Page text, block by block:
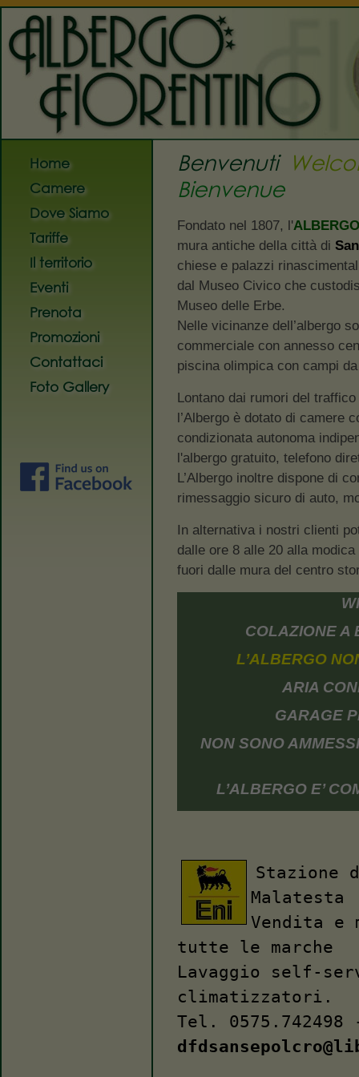
Albergo Fiorentino
Home
Camere
Dove Siamo
Tariffe
Il territorio
Eventi
Prenota
Promozioni
Contattaci
Foto Gallery
Benvenuti
Bienvenue
Fondato nel 1807, l'
mura antiche della città di
chiese e palazzi
dal Museo Civico che
Museo delle Erbe.
Nelle vicinanze dell’albergo
commerciale con annesso
piscina olimpica con campi
Lontano dai rumori del
l’Albergo è dotato di camere
condizionata autonoma
l'albergo gratuito, telefono
L’Albergo inoltre dispone di
rimessaggio sicuro di auto,
In alternativa i nostri clienti
dalle ore 8 alle 20 alla
fuori dalle mura del centro
COLAZIONE A
L’ALBERGO
ARIA
GARAGE
NON SONO
L’ALBERGO E’
Stazione
Malatesta
Vendita e
tutte le marche
Lavaggio self-
climatizzatori.
Tel.